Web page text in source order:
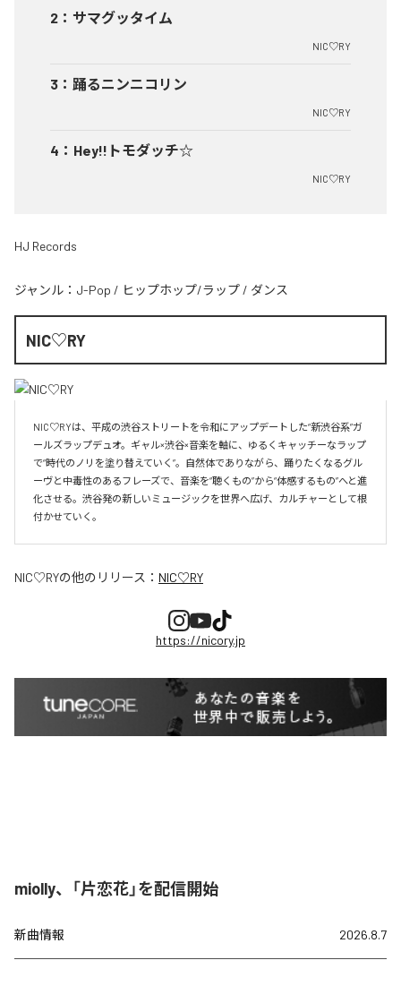
2 ： サマグッタイム
NIC♡RY
3 ： 踊るニンニコリン
NIC♡RY
4 ： Hey!!トモダッチ☆
NIC♡RY
HJ Records
ジャンル： J-Pop / ヒップホップ/ラップ / ダンス
NIC♡RY
NIC♡RYは、平成の渋谷ストリートを令和にアップデートした“新渋谷系”ガ
ールズラップデュオ。ギャル×渋谷×音楽を軸に、ゆるくキャッチーなラップ
で“時代のノリを塗り替えていく”。自然体でありながら、踊りたくなるグル
ーヴと中毒性のあるフレーズで、音楽を“聴くもの”から“体感するもの”へと進
化させる。渋谷発の新しいミュージックを世界へ広げ、カルチャーとして根
付かせていく。
NIC♡RYの他のリリース： NIC♡RY
https://nicory.jp
miolly、「片恋花」を配信開始
新曲情報 2026.8.7